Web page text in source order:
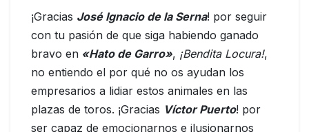
¡Gracias José Ignacio de la Serna! por seguir
con tu pasión de que siga habiendo ganado
bravo en «Hato de Garro», ¡Bendita Locura!,
no entiendo el por qué no os ayudan los
empresarios a lidiar estos animales en las
plazas de toros. ¡Gracias Víctor Puerto! por
ser capaz de emocionarnos e ilusionarnos